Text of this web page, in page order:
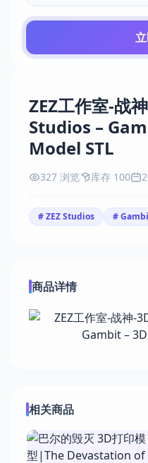
ZEZ工作室-战
Studios –
Model STL
327 浏览 库存 100
# ZEZ Studios #
商品详情
相关商品